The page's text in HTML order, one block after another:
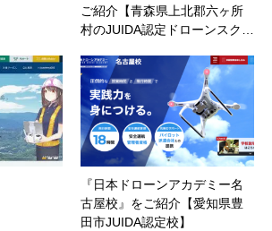
ご紹介【青森県上北郡六ヶ所
村のJUIDA認定ドローンスク…
『日本ドローンアカデミー名
古屋校』をご紹介【愛知県豊
田市JUIDA認定校】